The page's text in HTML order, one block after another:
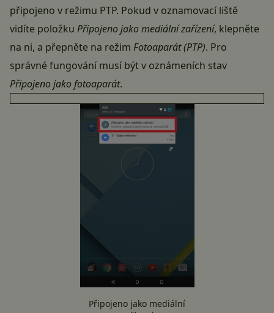
připojeno v režimu PTP. Pokud v oznamovací liště
vidíte položku Připojeno jako mediální zařízení, klepněte
na ni, a přepněte na režim Fotoaparát (PTP). Pro
správné fungování musí být v oznámeních stav
Připojeno jako fotoaparát.
Připojeno jako mediální